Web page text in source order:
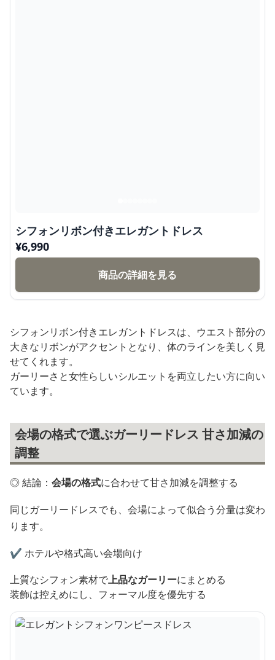
シフォンリボン付きエレガントドレス
¥6,990
商品の詳細を見る
シフォンリボン付きエレガントドレスは、ウエスト部分の
大きなリボンがアクセントとなり、体のラインを美しく見
せてくれます。
ガーリーさと女性らしいシルエットを両立したい方に向い
ています。
会場の格式で選ぶガーリードレス 甘さ加減の
調整
◎ 結論： 会場の格式に合わせて甘さ加減を調整する
同じガーリードレスでも、会場によって似合う分量は変わ
ります。
✔️ ホテルや格式高い会場向け
上質なシフォン素材で上品なガーリーにまとめる
装飾は控えめにし、フォーマル度を優先する